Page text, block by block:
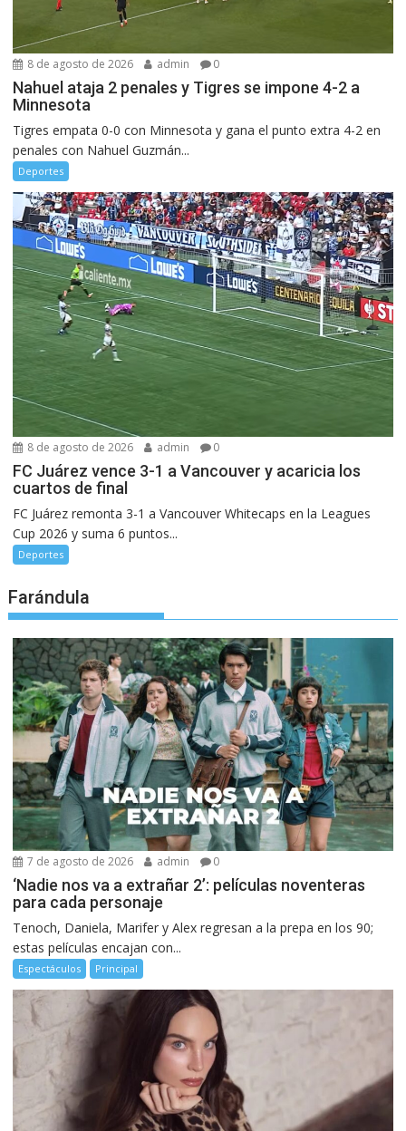
8 de agosto de 2026 admin 0
Nahuel ataja 2 penales y Tigres se impone 4-2 a
Minnesota
Tigres empata 0-0 con Minnesota y gana el punto extra 4-2 en
penales con Nahuel Guzmán...
Deportes
8 de agosto de 2026 admin 0
FC Juárez vence 3-1 a Vancouver y acaricia los
cuartos de final
FC Juárez remonta 3-1 a Vancouver Whitecaps en la Leagues
Cup 2026 y suma 6 puntos...
Deportes
Farándula
7 de agosto de 2026 admin 0
‘Nadie nos va a extrañar 2’: películas noventeras
para cada personaje
Tenoch, Daniela, Marifer y Alex regresan a la prepa en los 90;
estas películas encajan con...
Espectáculos Principal